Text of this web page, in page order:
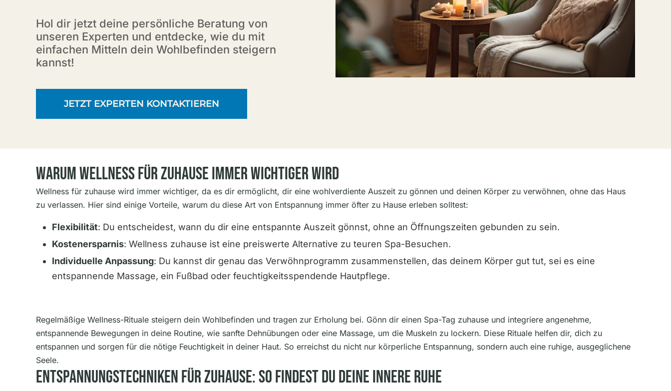
Hol dir jetzt deine persönliche Beratung von
unseren Experten und entdecke, wie du mit
einfachen Mitteln dein Wohlbefinden steigern
kannst!
JETZT EXPERTEN KONTAKTIEREN
Warum Wellness Für Zuhause Immer Wichtiger Wird
Wellness für zuhause wird immer wichtiger, da es dir ermöglicht, dir eine wohlverdiente Auszeit zu gönnen und deinen Körper zu verwöhnen, ohne das Haus
zu verlassen. Hier sind einige Vorteile, warum du diese Art von Entspannung immer öfter zu Hause erleben solltest:
Flexibilität: Du entscheidest, wann du dir eine entspannte Auszeit gönnst, ohne an Öffnungszeiten gebunden zu sein.
Kostenersparnis: Wellness zuhause ist eine preiswerte Alternative zu teuren Spa-Besuchen.
Individuelle Anpassung: Du kannst dir genau das Verwöhnprogramm zusammenstellen, das deinem Körper gut tut, sei es eine
entspannende Massage, ein Fußbad oder feuchtigkeitsspendende Hautpflege.
Regelmäßige Wellness-Rituale steigern dein Wohlbefinden und tragen zur Erholung bei. Gönn dir einen Spa-Tag zuhause und integriere angenehme,
entspannende Bewegungen in deine Routine, wie sanfte Dehnübungen oder eine Massage, um die Muskeln zu lockern. Diese Rituale helfen dir, dich zu
entspannen und sorgen für die nötige Feuchtigkeit in deiner Haut. So erreichst du nicht nur körperliche Entspannung, sondern auch eine ruhige, ausgeglichene
Seele.
Entspannungstechniken Für Zuhause: So Findest Du Deine Innere Ruhe